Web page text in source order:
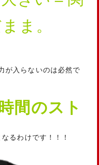
ま。
が入らないのは必然で
間のスト
なるわけです！！！